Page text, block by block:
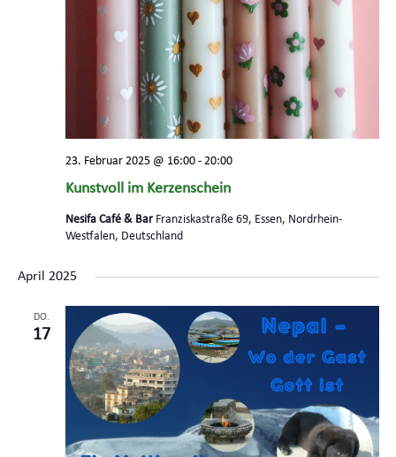
Kunstvoll im Kerzenschein
23. Februar 2025 @ 16:00- 20:00
Nesifa Café & Bar Franziskastraße 69, Essen, Nordrhein-
Westfalen, Deutschland
April 2025
DO.
17